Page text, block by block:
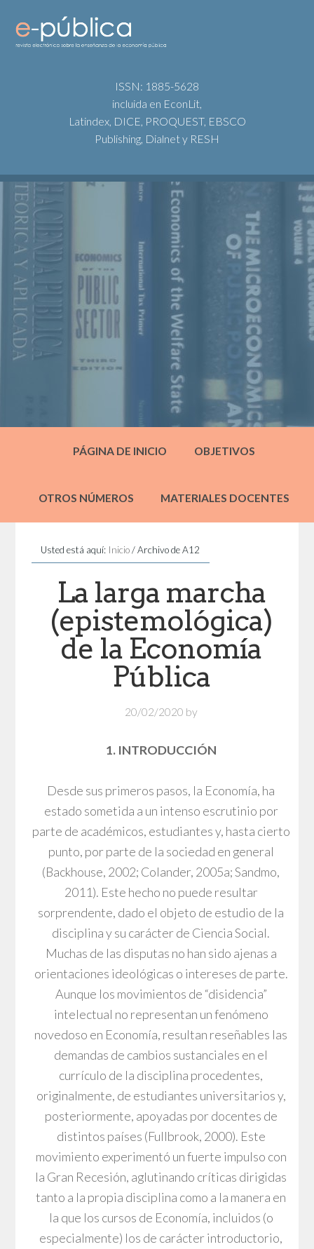
ISSN: 1885-5628
incluida en EconLit,
Latindex, DICE, PROQUEST, EBSCO
Publishing, Dialnet y RESH
PÁGINA DE INICIO OBJETIVOS
OTROS NÚMEROS MATERIALES DOCENTES
Usted está aquí: Inicio /Archivo de A12
La larga marcha
(epistemológica)
de la Economía
Pública
20/02/2020 by
1. INTRODUCCIÓN
Desde sus primeros pasos, la Economía, ha
estado sometida a un intenso escrutinio por
parte de académicos, estudiantes y, hasta cierto
punto, por parte de la sociedad en general
(Backhouse, 2002; Colander, 2005a; Sandmo,
2011). Este hecho no puede resultar
sorprendente, dado el objeto de estudio de la
disciplina y su carácter de Ciencia Social.
Muchas de las disputas no han sido ajenas a
orientaciones ideológicas o intereses de parte.
Aunque los movimientos de “disidencia”
intelectual no representan un fenómeno
novedoso en Economía, resultan reseñables las
demandas de cambios sustanciales en el
currículo de la disciplina procedentes,
originalmente, de estudiantes universitarios y,
posteriormente, apoyadas por docentes de
distintos países (Fullbrook, 2000). Este
movimiento experimentó un fuerte impulso con
la Gran Recesión, aglutinando críticas dirigidas
tanto a la propia disciplina como a la manera en
la que los cursos de Economía, incluidos (o
especialmente) los de carácter introductorio,